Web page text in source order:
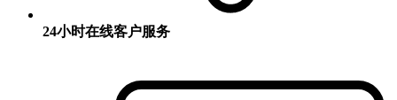
24小时在线客户服务